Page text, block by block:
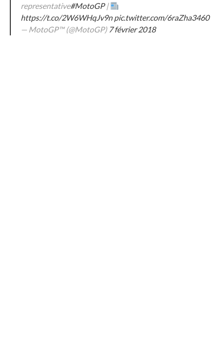
representative#MotoGP|
https://t.co/2W6WHqJv9n pic.twitter.com/6raZha3460
— MotoGP™ (@MotoGP) 7 février 2018